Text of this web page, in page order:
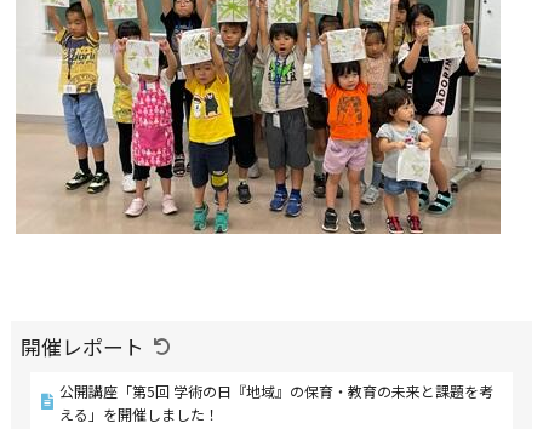
開催レポート
公開講座「第5回 学術の日『地域』の保育・教育の未来と課題を考
える」を開催しました！